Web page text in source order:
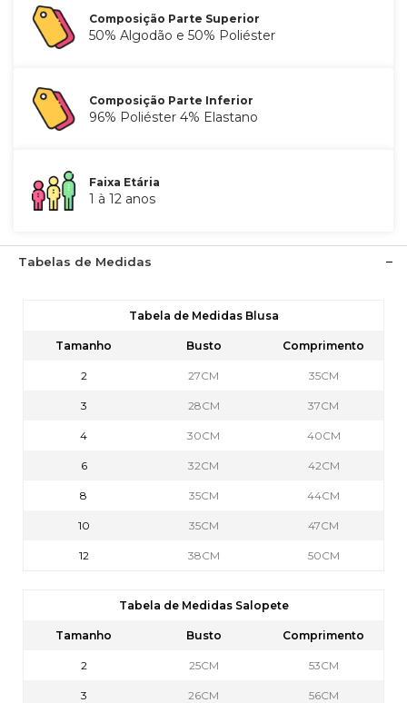
Composição Parte Superior
50% Algodão e 50% Poliéster
Composição Parte Inferior
96% Poliéster 4% Elastano
Faixa Etária
1 à 12 anos
Tabelas de Medidas
Tabela de Medidas Blusa
Tamanho Busto Comprimento
2 27CM 35CM
3 28CM 37CM
4 30CM 40CM
6 32CM 42CM
8 35CM 44CM
10 35CM 47CM
12 38CM 50CM
Tabela de Medidas Salopete
Tamanho Busto Comprimento
2 25CM 53CM
3 26CM 56CM